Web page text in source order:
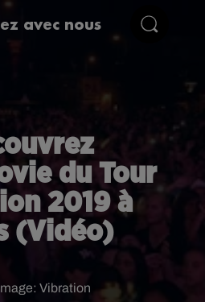
avec nous
du Tour
2019 à
(Vidéo)
Vibration